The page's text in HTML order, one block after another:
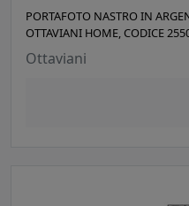
PORTAFOTO NASTRO IN
OTTAVIANI HOME, CODICE
Ottaviani